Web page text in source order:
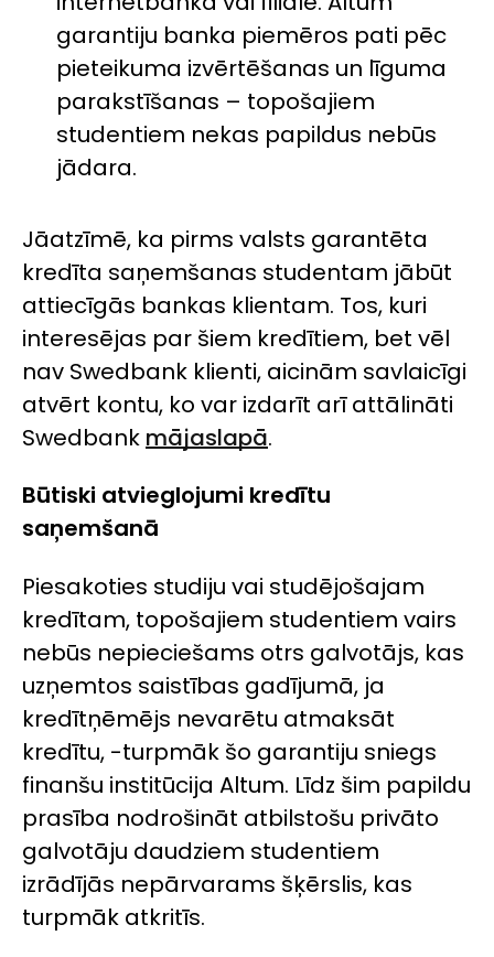
garantiju banka piemēros pati pēc
pieteikuma izvērtēšanas un līguma
parakstīšanas – topošajiem
studentiem nekas papildus nebūs
jādara.
Jāatzīmē, ka pirms valsts garantēta
kredīta saņemšanas studentam jābūt
attiecīgās bankas klientam. Tos, kuri
interesējas par šiem kredītiem, bet vēl
nav Swedbank klienti, aicinām savlaicīgi
atvērt kontu, ko var izdarīt arī attālināti
Swedbank mājaslapā.
Būtiski atvieglojumi kredītu
saņemšanā
Piesakoties studiju vai studējošajam
kredītam, topošajiem studentiem vairs
nebūs nepieciešams otrs galvotājs, kas
uzņemtos saistības gadījumā, ja
kredītņēmējs nevarētu atmaksāt
kredītu, -turpmāk šo garantiju sniegs
finanšu institūcija Altum. Līdz šim papildu
prasība nodrošināt atbilstošu privāto
galvotāju daudziem studentiem
izrādījās nepārvarams šķērslis, kas
turpmāk atkritīs.